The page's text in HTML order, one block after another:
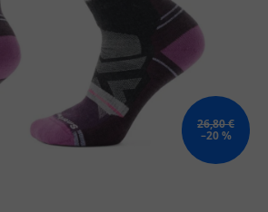
26,80 €
–20 %